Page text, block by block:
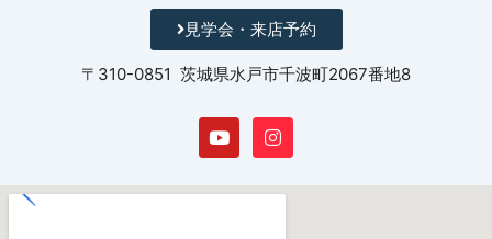
見学会・来店予約
〒310-0851 茨城県水戸市千波町2067番地8
Y
o
u
t
u
I
n
s
t
a